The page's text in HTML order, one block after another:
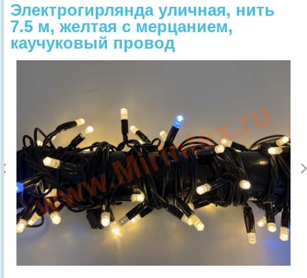
Электрогирлянда уличная, нить
7.5 м, желтая с мерцанием,
каучуковый провод